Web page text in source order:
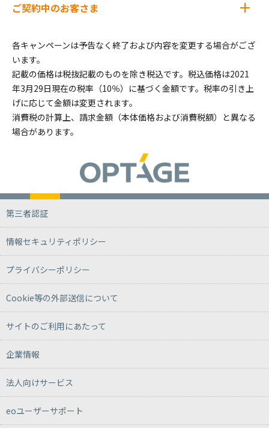
ご契約中のお客さま
各キャンペーンは予告なく終了および内容を変更する場合がござ
います。
記載の価格は税抜記載のものを除き税込です。税込価格は2021
年3月29日現在の税率（10％）に基づく金額です。税率の引き上
げに応じて金額は変更されます。
消費税の計算上、請求金額（本体価格および消費税額）と異なる
場合があります。
第三者認証
情報セキュリティポリシー
プライバシーポリシー
Cookie等の外部送信について
サイトのご利用にあたって
企業情報
法人向けサービス
eoユーザーサポート